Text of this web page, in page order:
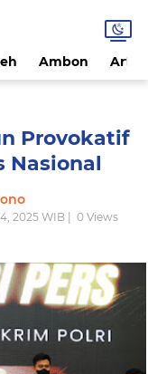
Ambon
Provokatif
Nasional
2025 WIB | 0Views